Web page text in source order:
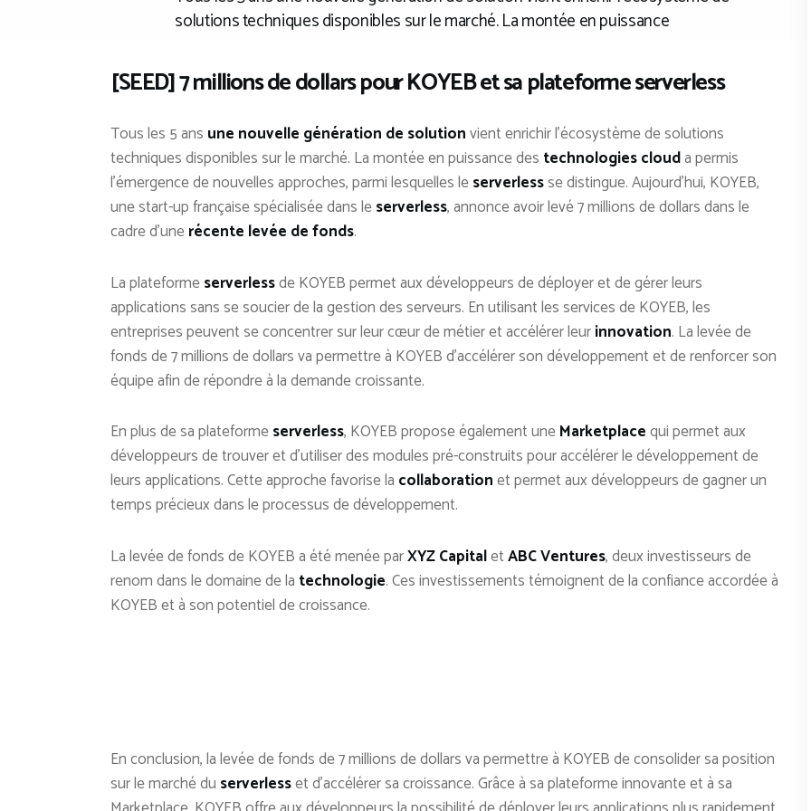
solutions techniques disponibles sur le marché. La montée en puissance
[SEED] 7 millions de dollars pour KOYEB et sa plateforme serverless
Tous les 5 ans une nouvelle génération de solutionvient enrichir l’écosystème de solutions
techniques disponibles sur le marché. La montée en puissance des technologies clouda permis
l’émergence de nouvelles approches, parmi lesquelles leserverlessse distingue. Aujourd’hui, KOYEB,
une start-up française spécialisée dans leserverless, annonce avoir levé 7 millions de dollars dans le
cadre d’unerécente levée de fonds.
La plateformeserverlessde KOYEB permet aux développeurs de déployer et de gérer leurs
applications sans se soucier de la gestion des serveurs. En utilisant les services de KOYEB, les
entreprises peuvent se concentrer sur leur cœur de métier et accélérer leurinnovation. La levée de
fonds de 7 millions de dollars va permettre à KOYEB d’accélérer son développement et de renforcer son
équipe afin de répondre à la demande croissante.
En plus de sa plateformeserverless, KOYEB propose également uneMarketplacequi permet aux
développeurs de trouver et d’utiliser des modules pré-construits pour accélérer le développement de
leurs applications. Cette approche favorise la collaborationet permet aux développeurs de gagner un
temps précieux dans le processus de développement.
La levée de fonds de KOYEB a été menée parXYZ CapitaletABC Ventures, deux investisseurs de
renom dans le domaine de la technologie. Ces investissements témoignent de la confiance accordée à
KOYEB et à son potentiel de croissance.
En conclusion, la levée de fonds de 7 millions de dollars va permettre à KOYEB de consolider sa position
sur le marché du serverlesset d’accélérer sa croissance. Grâce à sa plateforme innovante et à sa